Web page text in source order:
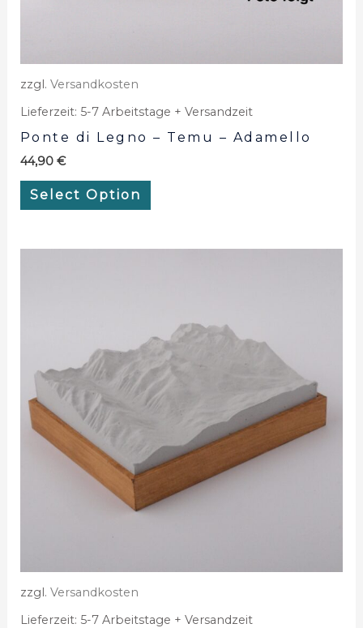
zzgl. Versandkosten
Lieferzeit: 5-7 Arbeitstage + Versandzeit
Ponte di Legno – Temu – Adamello
44,90 €
Select Option
zzgl. Versandkosten
Lieferzeit: 5-7 Arbeitstage + Versandzeit